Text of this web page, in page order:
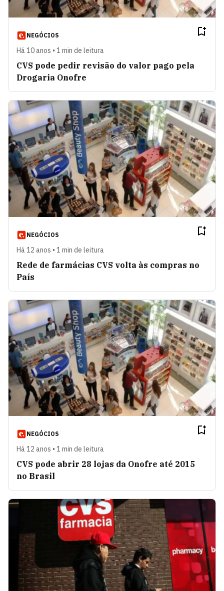
NEGÓCIOS
Há 10 anos • 1 min de leitura
CVS pode pedir revisão do valor pago pela
Drogaria Onofre
NEGÓCIOS
Há 12 anos • 1 min de leitura
Rede de farmácias CVS volta às compras no
País
NEGÓCIOS
Há 12 anos • 1 min de leitura
CVS pode abrir 28 lojas da Onofre até 2015
no Brasil